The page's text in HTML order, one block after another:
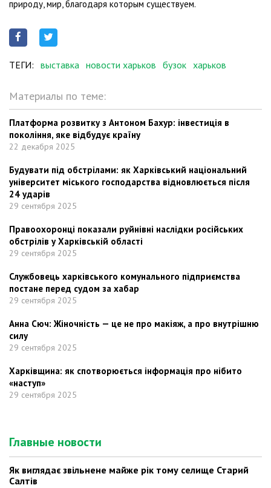
природу, мир, благодаря которым существуем.
ТЕГИ: выставка новости харьков бузок харьков
Материалы по теме:
Платформа розвитку з Антоном Бахур: інвестиція в
покоління, яке відбудує країну
22 декабря 2025
Будувати під обстрілами: як Харківський національний
університет міського господарства відновлюється після
24 ударів
29 сентября 2025
Правоохоронці показали руйнівні наслідки російських
обстрілів у Харківській області
29 сентября 2025
Службовець харківського комунального підприємства
постане перед судом за хабар
29 сентября 2025
Анна Сюч: Жіночність — це не про макіяж, а про внутрішню
силу
29 сентября 2025
Харківщина: як спотворюється інформація про нібито
«наступ»
29 сентября 2025
Главные новости
Як виглядає звільнене майже рік тому селище Старий
Салтів